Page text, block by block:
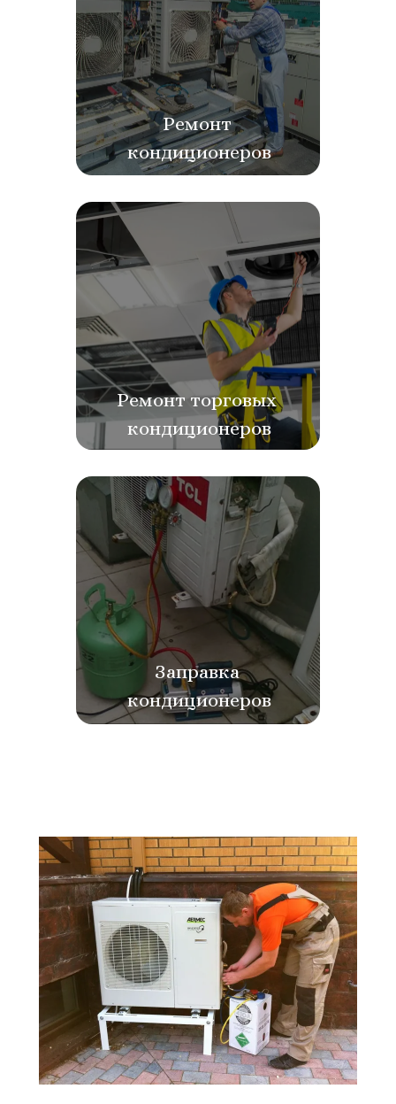
Ремонт
кондиционеров
Ремонт торговых
кондиционеров
Заправка
кондиционеров